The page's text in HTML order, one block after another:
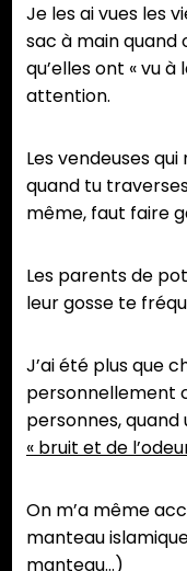
Je les ai vues les
sac à main quand
qu’elles ont « vu
attention.
Les vendeuses
quand tu
même, faut faire
Les parents de
leur gosse te
J’ai été plus que
personnellement
personnes,
« bruit et de
On m’a même
manteau
manteau…)